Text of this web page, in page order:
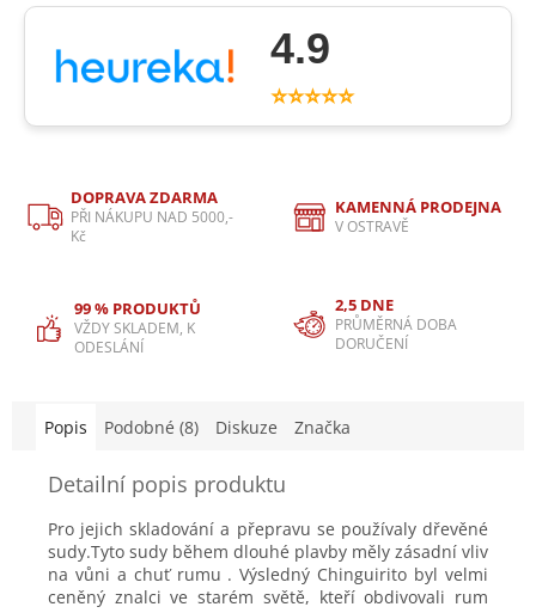
4.9
⭐⭐⭐⭐⭐
DOPRAVA ZDARMA
PŘI NÁKUPU NAD 5000,-
Kč
KAMENNÁ PRODEJNA
V OSTRAVĚ
99 % PRODUKTŮ
VŽDY SKLADEM, K
ODESLÁNÍ
2,5 DNE
PRŮMĚRNÁ DOBA
DORUČENÍ
Popis Podobné (8) Diskuze Značka
Detailní popis produktu
Pro jejich skladování a přepravu se používaly dřevěné
sudy.Tyto sudy během dlouhé plavby měly zásadní vliv
na vůni a chuť rumu . Výsledný Chinguirito byl velmi
ceněný znalci ve starém světě, kteří obdivovali rum